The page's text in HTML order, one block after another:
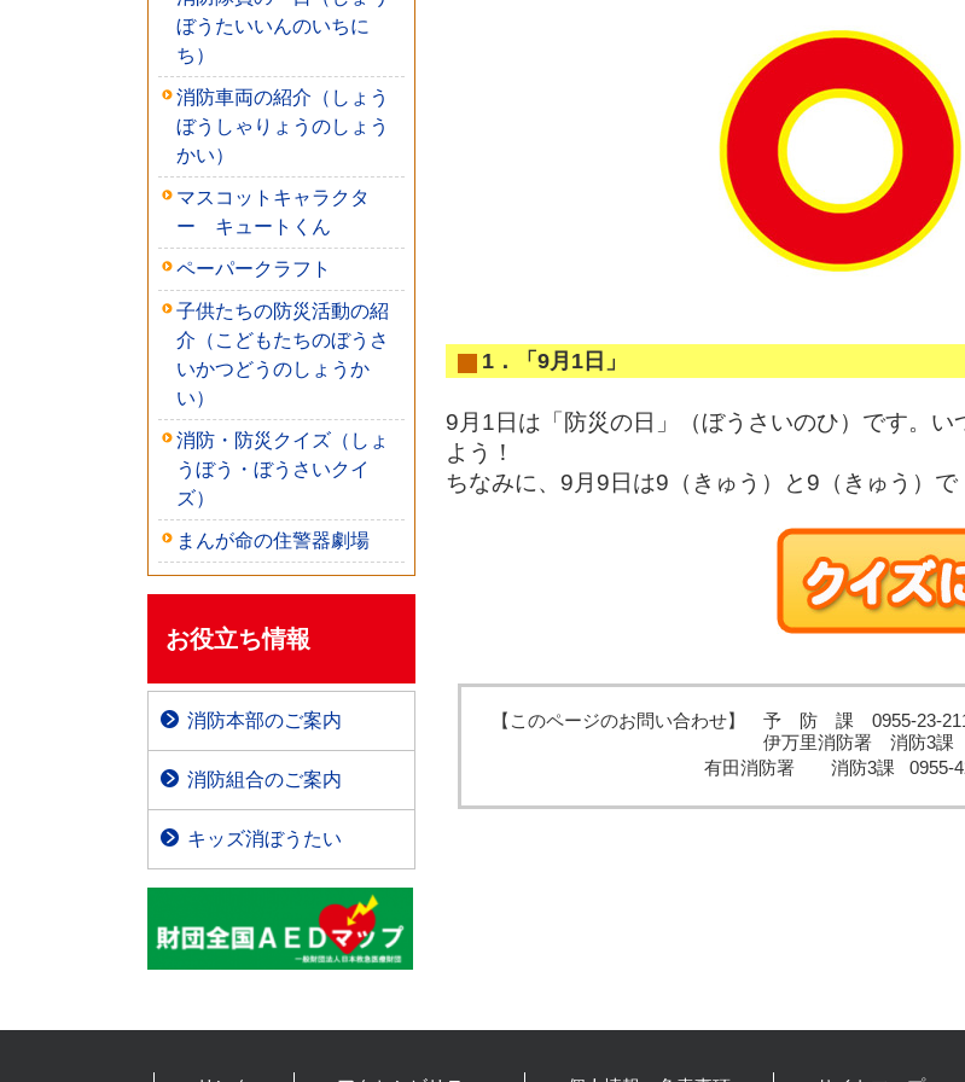
ぼうたいいんのいちに
ち）
消防車両の紹介（しょう
ぼうしゃりょうのしょう
かい）
マスコットキャラクタ
ー キュートくん
ペーパークラフト
子供たちの防災活動の紹
介（こどもたちのぼうさ
いかつどうのしょうか
い）
消防・防災クイズ（しょ
うぼう・ぼうさいクイ
ズ）
まんが命の住警器劇場
お役立ち情報
消防本部のご案内
消防組合のご案内
キッズ消ぼうたい
1．「9月1日」
9月1日は「防災の日」（ぼうさいのひ）です。
よう！
ちなみに、9月9日は9（きゅう）と9（きゅう）
【このページのお問い合わせ】 予 防 課 0955-23-
伊万里消防署 消防3課
有田消防署 消防3課 0955-42-